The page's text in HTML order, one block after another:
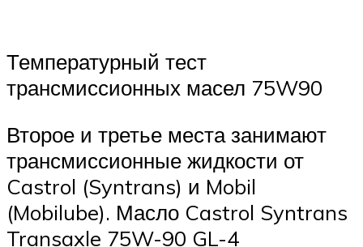
Температурный тест
трансмиссионных масел 75W90
Второе и третье места занимают
трансмиссионные жидкости от
Castrol (Syntrans) и Mobil
(Mobilube). Масло Castrol Syntrans
Transaxle 75W-90 GL-4